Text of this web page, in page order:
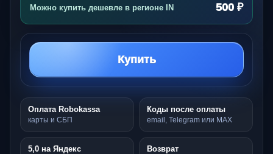
Можно купить дешевле в регионе IN 500 ₽
Купить
Оплата Robokassa
карты и СБП
Коды после оплаты
email, Telegram или MAX
5,0 на Яндекс Возврат